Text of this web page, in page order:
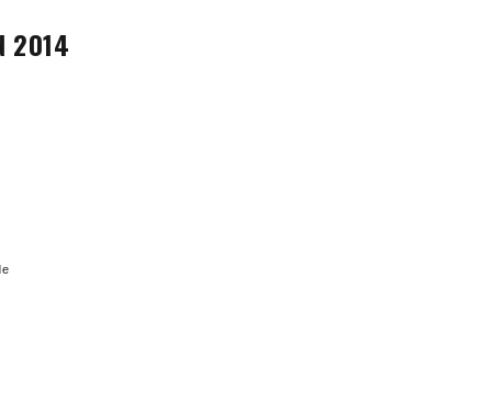
2014